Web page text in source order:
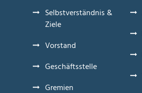
Selbstverständnis &
Ziele
Vorstand
Geschäftsstelle
Gremien